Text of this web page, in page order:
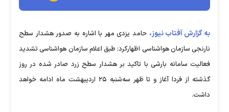
به گزارش آفتاب نیوز، حامد یزدی مهر با اشاره به صدور هشدار سطح
نارنجی سازمان هواشناسی اظهارکرد: طبق اعلام سازمان هواشناسی تشدید
فعالیت سامانه بارشی با تاکید بر هشدار سطح زرد صادر شده در روز
گذشته از فردا آغاز و تا ظهر سه‌شنبه ۲۵ اردیبهشت ماه ادامه خواهد
داشت.